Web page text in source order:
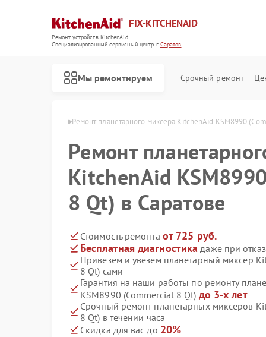
FIX-KITCHENAID
Ремонт устройств KitchenAid
Специализированный cервисный центр г.Саратов
Мы ремонтируем Срочный ремонт
Ремонт планетарного миксера KitchenAid KSM8990
Ремонт
KitchenAid
8 Qt) в Саратове
Стоимость ремонта от 725 руб.
Бесплатная диагностика даже при
Привезем и увезем планетарный миксер
8 Qt) сами
Гарантия на наши работы по ремонту
KSM8990 (Commercial 8 Qt) до 3-х лет
Срочный ремонт планетарных миксеров
8 Qt) в течении часа
Скидка для вас до 20%